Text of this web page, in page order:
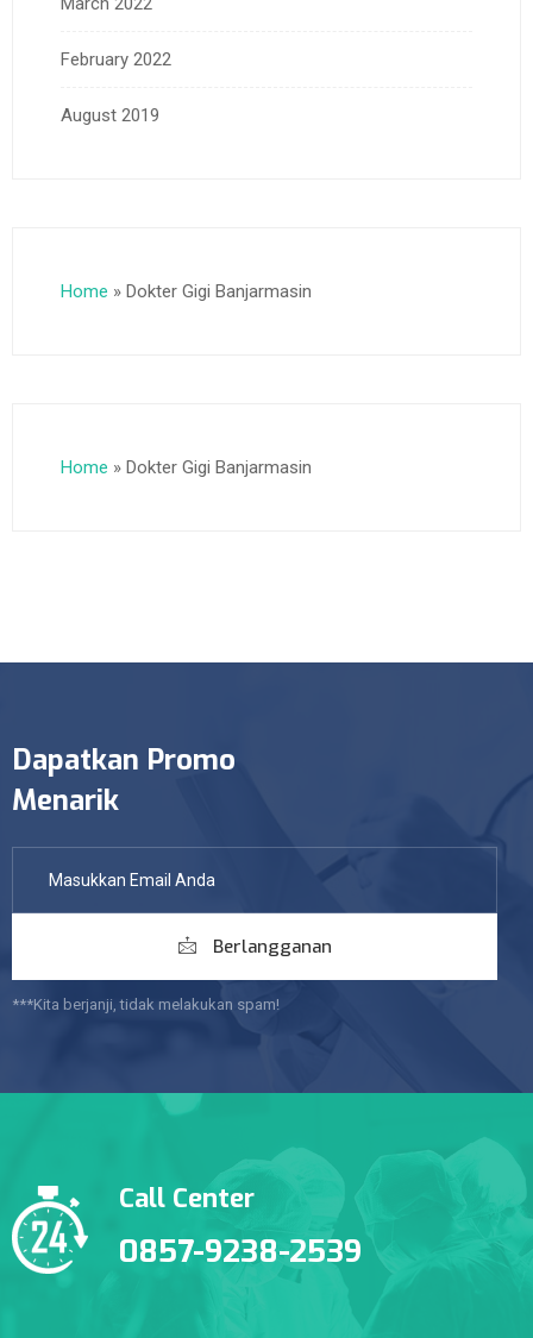
February 2022
August 2019
Home » Dokter Gigi Banjarmasin
Home » Dokter Gigi Banjarmasin
Dapatkan Promo
Menarik
Berlangganan
***Kita berjanji, tidak melakukan spam!
Call Center
0857-9238-2539